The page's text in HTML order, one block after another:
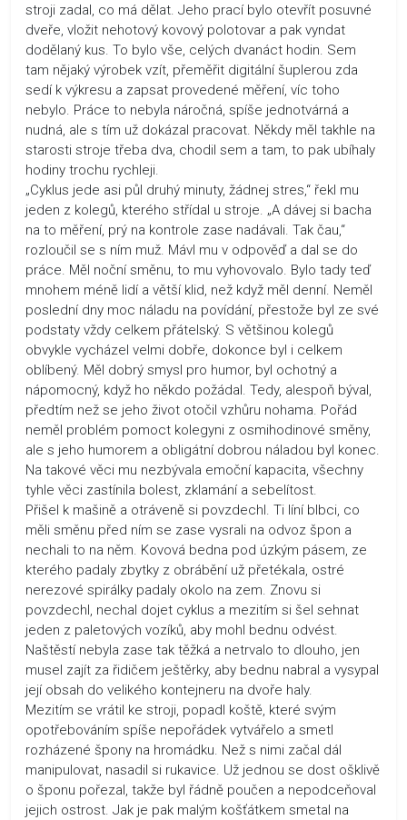
stroji zadal, co má dělat. Jeho prací bylo otevřít posuvné
dveře, vložit nehotový kovový polotovar a pak vyndat
dodělaný kus. To bylo vše, celých dvanáct hodin. Sem
tam nějaký výrobek vzít, přeměřit digitální šuplerou zda
sedí k výkresu a zapsat provedené měření, víc toho
nebylo. Práce to nebyla náročná, spíše jednotvárná a
nudná, ale s tím už dokázal pracovat. Někdy měl takhle na
starosti stroje třeba dva, chodil sem a tam, to pak ubíhaly
hodiny trochu rychleji.
„Cyklus jede asi půl druhý minuty, žádnej stres,“ řekl mu
jeden z kolegů, kterého střídal u stroje. „A dávej si bacha
na to měření, prý na kontrole zase nadávali. Tak čau,“
rozloučil se s ním muž. Mávl mu v odpověď a dal se do
práce. Měl noční směnu, to mu vyhovovalo. Bylo tady teď
mnohem méně lidí a větší klid, než když měl denní. Neměl
poslední dny moc náladu na povídání, přestože byl ze své
podstaty vždy celkem přátelský. S většinou kolegů
obvykle vycházel velmi dobře, dokonce byl i celkem
oblíbený. Měl dobrý smysl pro humor, byl ochotný a
nápomocný, když ho někdo požádal. Tedy, alespoň býval,
předtím než se jeho život otočil vzhůru nohama. Pořád
neměl problém pomoct kolegyni z osmihodinové směny,
ale s jeho humorem a obligátní dobrou náladou byl konec.
Na takové věci mu nezbývala emoční kapacita, všechny
tyhle věci zastínila bolest, zklamání a sebelítost.
Přišel k mašině a otráveně si povzdechl. Ti líní blbci, co
měli směnu před ním se zase vysrali na odvoz špon a
nechali to na něm. Kovová bedna pod úzkým pásem, ze
kterého padaly zbytky z obrábění už přetékala, ostré
nerezové spirálky padaly okolo na zem. Znovu si
povzdechl, nechal dojet cyklus a mezitím si šel sehnat
jeden z paletových vozíků, aby mohl bednu odvést.
Naštěstí nebyla zase tak těžká a netrvalo to dlouho, jen
musel zajít za řidičem ještěrky, aby bednu nabral a vysypal
její obsah do velikého kontejneru na dvoře haly.
Mezitím se vrátil ke stroji, popadl koště, které svým
opotřebováním spíše nepořádek vytvářelo a smetl
rozházené špony na hromádku. Než s nimi začal dál
manipulovat, nasadil si rukavice. Už jednou se dost ošklivě
o šponu pořezal, takže byl řádně poučen a nepodceňoval
jejich ostrost. Jak je pak malým košťátkem smetal na